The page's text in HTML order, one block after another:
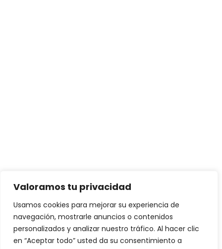
Valoramos tu privacidad
Usamos cookies para mejorar su experiencia de
navegación, mostrarle anuncios o contenidos
personalizados y analizar nuestro tráfico. Al hacer clic
en “Aceptar todo” usted da su consentimiento a